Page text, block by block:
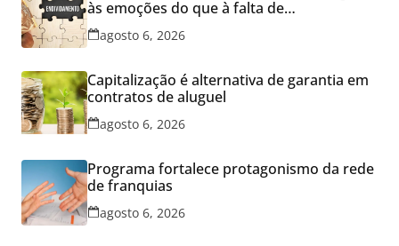
às emoções do que à falta de
conhecimento
agosto 6, 2026
Capitalização é alternativa de garantia em
contratos de aluguel
agosto 6, 2026
Programa fortalece protagonismo da rede
de franquias
agosto 6, 2026